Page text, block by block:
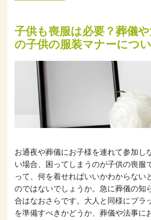
子供も喪服は必要？葬儀
の子供の服装マナーにつ
お通夜や葬儀にお子様を連れて参加し
い場合、困ってしまうのが子供の喪服
って、何を着せればいいかわからない
のではないでしょうか。急に葬儀の知
合はなおさらです。大人と同様にブラ
を準備すべきかどうか、葬儀や法事に